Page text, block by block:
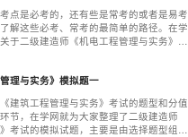
点是必考的，还有些是常考的或者是易考
解这些必考、常考的最简单的路径。在学
于二级建造师《机电工程管理与实务》考
理与实务》模拟题一
建筑工程管理与实务》考试的题型和分值
节，在学网就为大家整理了二级建造师
考试的模拟试题，主要是由选择题型组